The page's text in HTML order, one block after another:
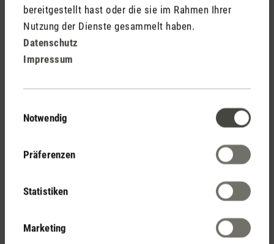
bereitgestellt hast oder die sie im Rahmen Ihrer
Nutzung der Dienste gesammelt haben.
Datenschutz
Impressum
Notwendig
Präferenzen
Statistiken
Marketing
Was muss ich beim Lüften im
die Frage, ob weiterhin mit offenem beziehungsweise